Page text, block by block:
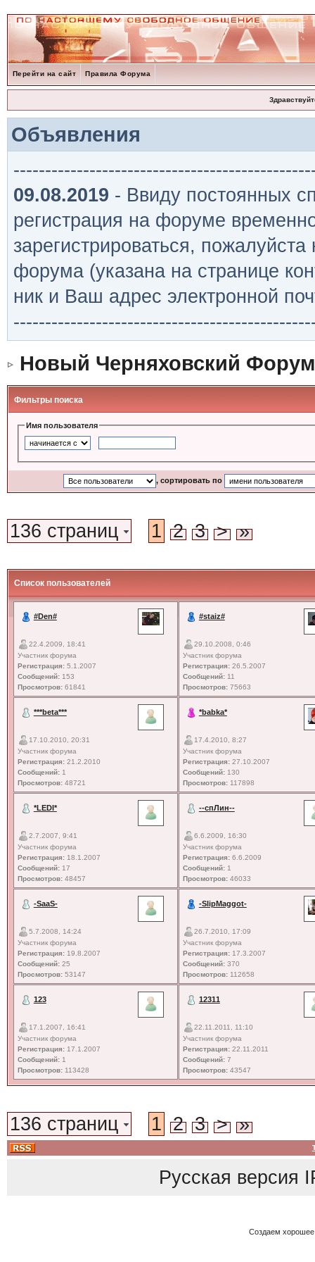
Перейти на сайт Правила Форума
Объявления
09.08.2019 - Ввиду постоянных
регистрация на форуме
зарегистрироваться,
форума (указана на странице
ник и Ваш адрес электронной
Новый Черняховский Форум
Фильтры поиска
Имя пользователя
, сортировать по
136 страниц 1 2 3 > »
Список пользователей
#Den#
22.4.2009, 18:41
Участник форума
Регистрация:5.1.2007
Сообщений:153
Просмотров:61841
#staiz#
29.10.2008, 0:46
Участник форума
Регистрация:26.5.2007
Сообщений:11
Просмотров:75663
***beta***
17.10.2010, 20:31
Участник форума
Регистрация:21.2.2010
Сообщений:1
Просмотров:48721
*babka*
17.4.2010, 8:27
Участник форума
Регистрация:27.10.2007
Сообщений:130
Просмотров:117898
*LEDI*
2.7.2007, 9:41
Участник форума
Регистрация:18.1.2007
Сообщений:17
Просмотров:48457
--спЛин--
6.6.2009, 16:30
Участник форума
Регистрация:6.6.2009
Сообщений:1
Просмотров:46033
-SaaS-
5.7.2008, 14:24
Участник форума
Регистрация:19.8.2007
Сообщений:25
Просмотров:53147
-SlipMaggot-
26.7.2010, 17:09
Участник форума
Регистрация:17.3.2007
Сообщений:370
Просмотров:112658
123
17.1.2007, 16:41
Участник форума
Регистрация:17.1.2007
Сообщений:1
Просмотров:113428
12311
22.11.2011, 11:10
Участник форума
Регистрация:22.11.2011
Сообщений:7
Просмотров:43547
136 страниц 1 2 3 > »
Русская версия
Создаем